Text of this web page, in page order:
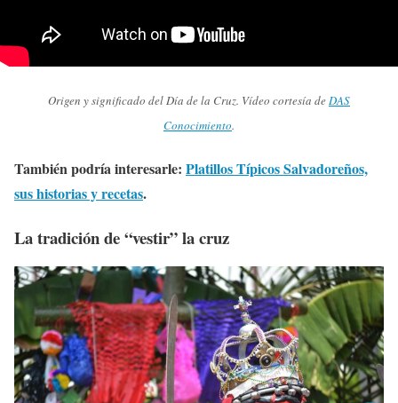
Origen y significado del Día de la Cruz. Vídeo cortesía deDAS
Conocimiento.
También podría interesarle: Platillos Típicos Salvadoreños,
sus historias y recetas.
La tradición de “vestir” la cruz